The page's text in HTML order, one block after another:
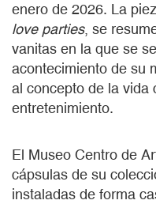
enero de 2026. La
love parties, se
vanitas en la que se
acontecimiento de su
al concepto de la vida
entretenimiento.
El Museo Centro de
cápsulas de su
instaladas de forma